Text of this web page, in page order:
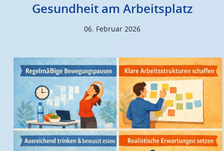
Gesundheit am Arbeitsplatz
06. Februar 2026